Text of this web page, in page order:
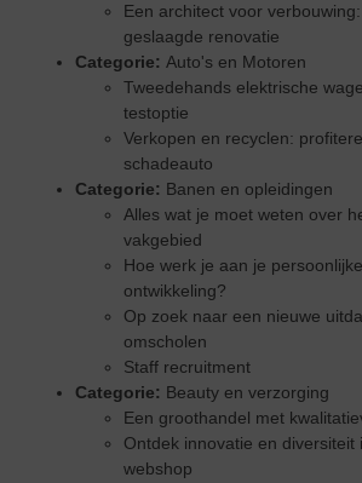
Een architect voor
geslaagde renovatie
Categorie: Auto's en Motoren
Tweedehands elektrische
testoptie
Verkopen en recyclen:
schadeauto
Categorie: Banen en opleidingen
Alles wat je moet weten over
vakgebied
Hoe werk je aan je
ontwikkeling?
Op zoek naar een nieuwe
omscholen
Staff recruitment
Categorie: Beauty en verzorging
Een groothandel met
Ontdek innovatie en diversiteit
webshop